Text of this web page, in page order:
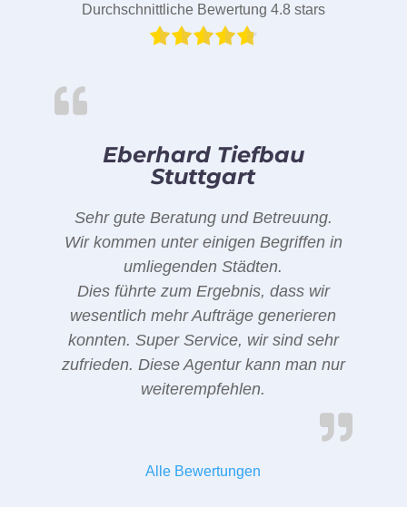
Durchschnittliche Bewertung 4.8 stars
Eberhard Tiefbau
Stuttgart
Sehr gute Beratung und Betreuung.
Wir kommen unter einigen Begriffen in
umliegenden Städten.
Dies führte zum Ergebnis, dass wir
wesentlich mehr Aufträge generieren
konnten. Super Service, wir sind sehr
zufrieden. Diese Agentur kann man nur
weiterempfehlen.
Alle Bewertungen